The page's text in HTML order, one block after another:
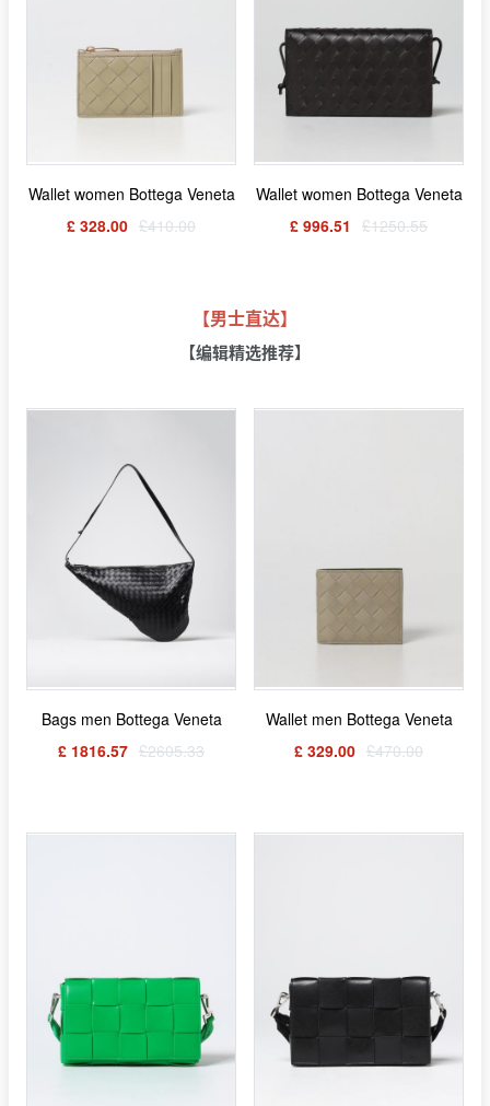
Wallet women Bottega Veneta
£ 328.00 £410.00
Wallet women Bottega Veneta
£ 996.51 £1250.55
【男士直达】
【编辑精选推荐】
Bags men Bottega Veneta
£ 1816.57 £2605.33
Wallet men Bottega Veneta
£ 329.00 £470.00